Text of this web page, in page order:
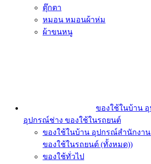
ตุ๊กตา
หมอน หมอนผ้าห่ม
ผ้าขนหนู
ของใช้ในบ้าน
อุปกรณ์ช่าง ของใช้ในรถยนต์
ของใช้ในบ้าน อุปกรณ์สำนักงา
ของใช้ในรถยนต์ (ทั้งหมด))
ของใช้ทั่วไป